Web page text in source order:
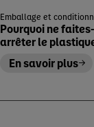
Emballage et
Pourquoi ne
arrêter le
En savoir plus